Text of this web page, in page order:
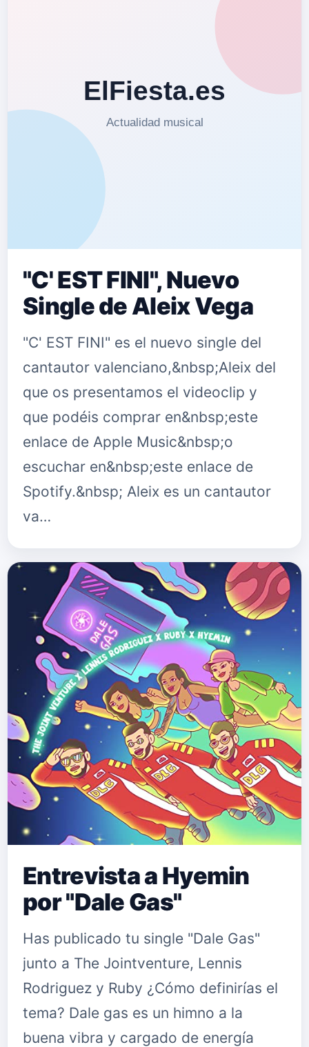
"C' EST FINI", Nuevo
Single de Aleix Vega
"C' EST FINI" es el nuevo single del
cantautor valenciano,&nbsp;Aleix del
que os presentamos el videoclip y
que podéis comprar en&nbsp;este
enlace de Apple Music&nbsp;o
escuchar en&nbsp;este enlace de
Spotify.&nbsp; Aleix es un cantautor
va…
Entrevista a Hyemin
por "Dale Gas"
Has publicado tu single "Dale Gas"
junto a The Jointventure, Lennis
Rodriguez y Ruby ¿Cómo definirías el
tema? Dale gas es un himno a la
buena vibra y cargado de energía